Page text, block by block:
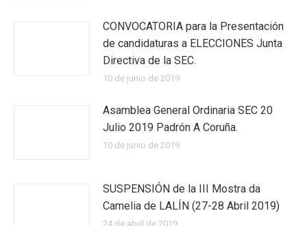
CONVOCATORIA para la Presentación
de candidaturas a ELECCIONES Junta
Directiva de la SEC.
10 de junio de 2019
Asamblea General Ordinaria SEC 20
Julio 2019 Padrón A Coruña.
10 de junio de 2019
SUSPENSIÓN de la III Mostra da
Camelia de LALÍN (27-28 Abril 2019)
24 de abril de 2019